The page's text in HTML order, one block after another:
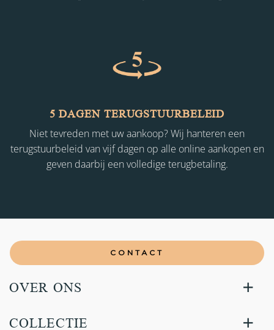
5 DAGEN TERUGSTUURBELEID
Niet tevreden met uw aankoop? Wij hanteren een
terugstuurbeleid van vijf dagen op alle online aankopen en
geven daarbij een volledige terugbetaling.
CONTACT
OVER ONS
COLLECTIE